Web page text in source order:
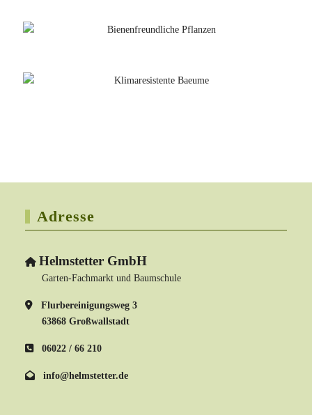
Adresse
Helmstetter GmbH
Garten-Fachmarkt und Baumschule
Flurbereinigungsweg 3
63868 Großwallstadt
06022 / 66 210
info@helmstetter.de